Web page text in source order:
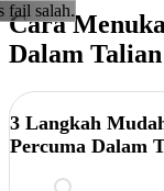
fail salah.
Cara
Dalam
3 Langkah
Percuma Dalam